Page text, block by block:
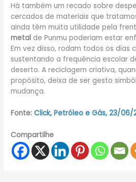
Há também um recado sobre
cercados de materiais que
ainda têm muita utilidade pela
metal de Punmu poderiam estar
Em vez disso, rodam todos os dias
sustentando a frequência escolar
deserto. A reciclagem criativa,
propósito, deixa de ser gesto
mudança.
Fonte:Click, Petróleo e Gás, 23/06/
Compartilhe